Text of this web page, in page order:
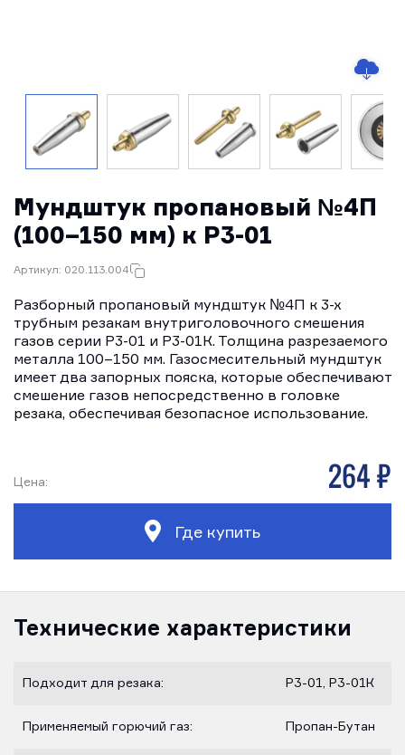
Мундштук пропановый №4П
(100–150 мм) к Р3-01
Артикул: 020.113.004
Разборный пропановый мундштук №4П к 3-х
трубным резакам внутриголовочного смешения
газов серии Р3-01 и Р3-01К. Толщина разрезаемого
металла 100–150 мм. Газосмесительный мундштук
имеет два запорных пояска, которые обеспечивают
смешение газов непосредственно в головке
резака, обеспечивая безопасное использование.
Цена: 264 р
Где купить
Технические характеристики
Подходит для резака: Р3-01, Р3-01К
Применяемый горючий газ: Пропан-Бутан